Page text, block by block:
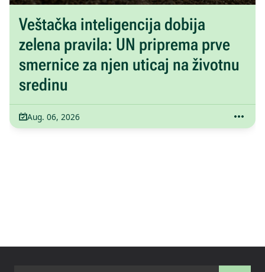
Veštačka inteligencija dobija
zelena pravila: UN priprema prve
smernice za njen uticaj na životnu
sredinu
Aug. 06, 2026